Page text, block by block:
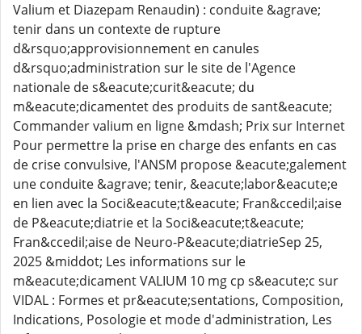
Valium et Diazepam Renaudin) : conduite &agrave;
tenir dans un contexte de rupture
d&rsquo;approvisionnement en canules
d&rsquo;administration sur le site de l'Agence
nationale de s&eacute;curit&eacute; du
m&eacute;dicamentet des produits de sant&eacute;
Commander valium en ligne &mdash; Prix sur Internet
Pour permettre la prise en charge des enfants en cas
de crise convulsive, l'ANSM propose &eacute;galement
une conduite &agrave; tenir, &eacute;labor&eacute;e
en lien avec la Soci&eacute;t&eacute; Fran&ccedil;aise
de P&eacute;diatrie et la Soci&eacute;t&eacute;
Fran&ccedil;aise de Neuro-P&eacute;diatrieSep 25,
2025 &middot; Les informations sur le
m&eacute;dicament VALIUM 10 mg cp s&eacute;c sur
VIDAL : Formes et pr&eacute;sentations, Composition,
Indications, Posologie et mode d'administration, Les